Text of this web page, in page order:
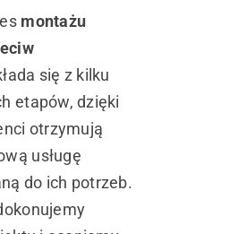
montażu
się z kilku
etapów, dzięki
otrzymują
usługę
do ich potrzeb.